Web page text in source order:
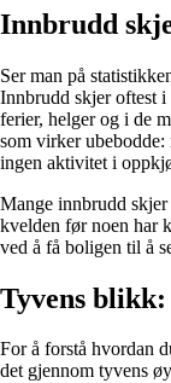
Innbrudd
Ser man på
Innbrudd skjer oftest i
ferier, helger og i de
som virker ubebodde:
ingen aktivitet i
Mange innbrudd
kvelden før noen har
ved å få boligen til å
Tyvens
For å forstå hvordan
det gjennom tyvens